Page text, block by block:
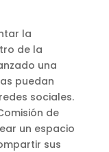
la
de la
una
puedan
sociales.
de
un espacio
sus